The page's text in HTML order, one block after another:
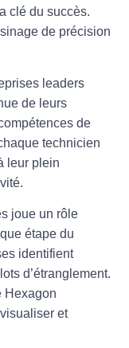
clé du succès.
de précision
leaders
de leurs
de
technicien
leur plein
joue un rôle
étape du
identifient
d’étranglement.
Hexagon
et